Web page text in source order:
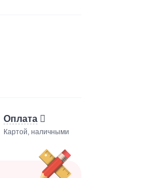
Оплата
Картой, наличными